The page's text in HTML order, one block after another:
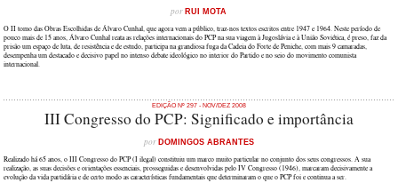
porRUI MOTA
O II tomo das Obras Escolhidas de Álvaro Cunhal, que agora vem a público, traz-nos textos escritos entre 1947 e 1964. Neste período de
pouco mais de 15 anos, Álvaro Cunhal reata as relações internacionais do PCP na sua viagem à Jugoslávia e à União Soviética, é preso, faz da
prisão um espaço de luta, de resistência e de estudo, participa na grandiosa fuga da Cadeia do Forte de Peniche, com mais 9 camaradas,
desempenha um destacado e decisivo papel no intenso debate ideológico no interior do Partido e no seio do movimento comunista
internacional.
EDIÇÃO Nº 297 - NOV/DEZ 2008
III Congresso do PCP: Significado e importância
por DOMINGOS ABRANTES
Realizado há 65 anos, o III Congresso do PCP (I ilegal) constituiu um marco muito particular no conjunto dos seus congressos. A sua
realização, as suas decisões e orientações essenciais, prosseguidas e desenvolvidas pelo IV Congresso (1946), marcaram decisivamente a
evolução da vida partidária e de certo modo as características fundamentais que determinaram o que o PCP foi e continua a ser.